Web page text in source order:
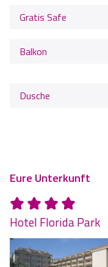
Gratis Safe
Balkon
Dusche
Eure Unterkunft
Hotel Florida Park